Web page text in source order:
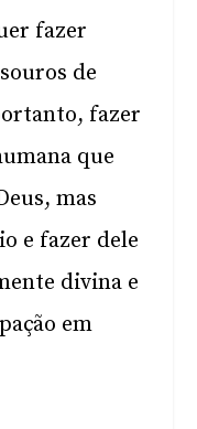
fazer
de
fazer
que
mas
e fazer dele
divina e
em